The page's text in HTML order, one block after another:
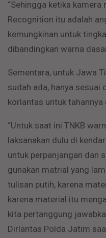
“Sehingga ketika kamera
Recognition itu adalah
kemungkinan untuk
dibandingkan warna
Sementara, untuk Jawa
sudah ada, hanya sesuai
korlantas untuk
“Untuk saat ini TNKB
laksanakan dulu di
untuk perpanjangan dan
gunakan matrial yang
tulisan putih, karena
karena material itu
kita pertanggung
Dirlantas Polda Jatim